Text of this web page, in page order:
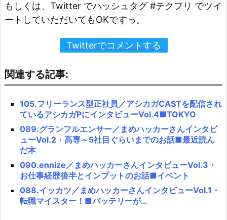
もしくは、Twitter でハッシュタグ #テクフリ でツイ
ートしていただいてもOKですっ。
Twitterでコメントする
関連する記事:
105.フリーランス型正社員／アシカガCASTを配信され
ているアシカガPにインタビューVol.4■TOKYO
089.グランフルエンサー／まめハッカーさんインタビ
ューVol.2・高専～5社目ぐらいまでのお話■最近読ん
だ本
090.ennize／まめハッカーさんインタビューVol.3・
お仕事経歴後半とインプットのお話■イベント
088.イッカツ／まめハッカーさんインタビューVol.1・
転職マイスター！■バッテリーが…